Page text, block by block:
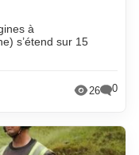
à
s’étend sur 15
26 0